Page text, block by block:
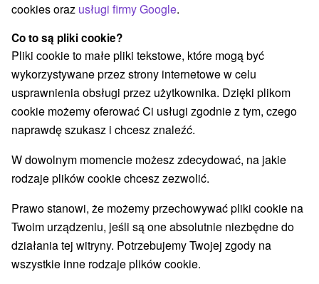
+421 32 743 56 57 hrad@muzeumtn.sk
Facebook
Opinii Google
Matúšova 75/19
912 50 Trenčín
GPS:
N +48° 53' 40.44''
E +18° 2' 41.38''
cookies oraz usługi firmy Google.
Co to są pliki cookie?
Pliki cookie to małe pliki tekstowe, które mogą być
wykorzystywane przez strony internetowe w celu
usprawnienia obsługi przez użytkownika. Dzięki plikom
cookie możemy oferować Ci usługi zgodnie z tym, czego
naprawdę szukasz i chcesz znaleźć.
W dowolnym momencie możesz zdecydować, na jakie
rodzaje plików cookie chcesz zezwolić.
Prawo stanowi, że możemy przechowywać pliki cookie na
Twoim urządzeniu, jeśli są one absolutnie niezbędne do
działania tej witryny. Potrzebujemy Twojej zgody na
wszystkie inne rodzaje plików cookie.